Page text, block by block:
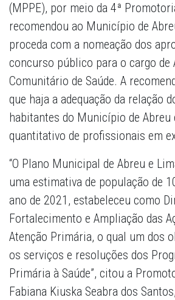
(MPPE), por meio da 4ª
recomendou ao Município de
proceda com a nomeação dos
concurso público para o cargo de
Comunitário de Saúde. A
que haja a adequação da relação
habitantes do Município de Abreu
quantitativo de profissionais em
“O Plano Municipal de Abreu e
uma estimativa de população de
ano de 2021, estabeleceu como
Fortalecimento e Ampliação das
Atenção Primária, o qual um dos
os serviços e resoluções dos
Primária à Saúde”, citou a
Fabiana Kiuska Seabra dos